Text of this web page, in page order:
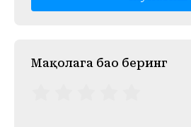
Mақолага баҳо беринг